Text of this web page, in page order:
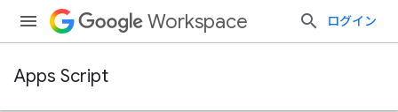
Workspace ログイン
Apps Script